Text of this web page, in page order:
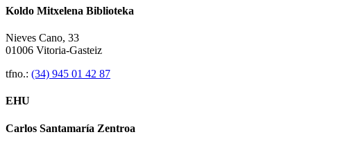
Koldo Mitxelena Biblioteka
Nieves Cano, 33
01006 Vitoria-Gasteiz
tfno.: (34) 945 01 42 87
EHU
Carlos Santamaría Zentroa